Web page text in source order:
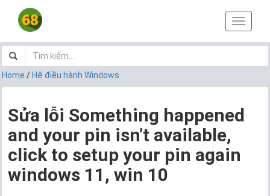
T
o
g
a
v
a
Home / Hệ điều hành Windows
Sửa lỗi Something happened
and your pin isn’t available,
click to setup your pin again
windows 11, win 10